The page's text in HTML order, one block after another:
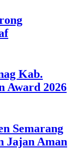
Kab.
Award 2026
Semarang
Jajan Aman